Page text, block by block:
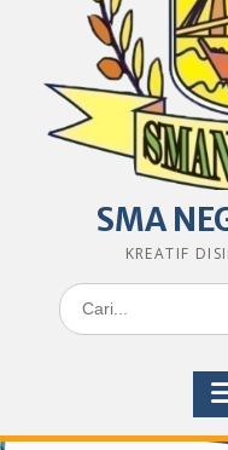
SMA
KREATIF
Search
for: